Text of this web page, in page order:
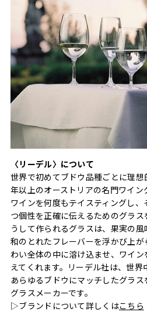
〈リーデル〉について
世界で初めてブドウ品種ごとに理
年以上のオーストリアの名門ワイ
ワインを何度もテイスティングし
つ個性を正確に伝えるためのグラ
うして作られるグラスは、果実の
和のとれたフレーバーを浮かび上
わい全体の中に溶け込ませ、ワイ
えてくれます。リーデル社は、世界
あらゆるブドウにマッチしたグラ
グラスメーカーです。
▷ブランドについて詳しくはこちら